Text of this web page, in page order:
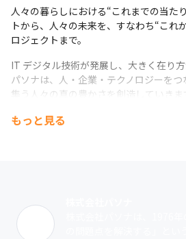
人々の暮らしにおける“これまでの当た
トから、人々の未来を、すなわち“これ
ロジェクトまで。
IT デジタル技術が発展し、大きく在り
パソナは、人・企業・テクノロジーを
集う人々の真の豊かさを創造していきま
もっと見る